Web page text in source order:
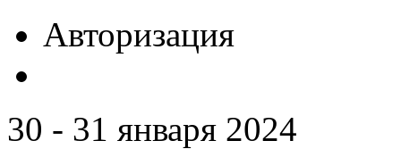
Авторизация
30 - 31 января 2024